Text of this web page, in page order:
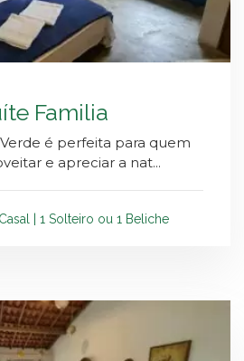
Familia
é perfeita para quem
e apreciar a nat...
| 1 Solteiro ou 1 Beliche